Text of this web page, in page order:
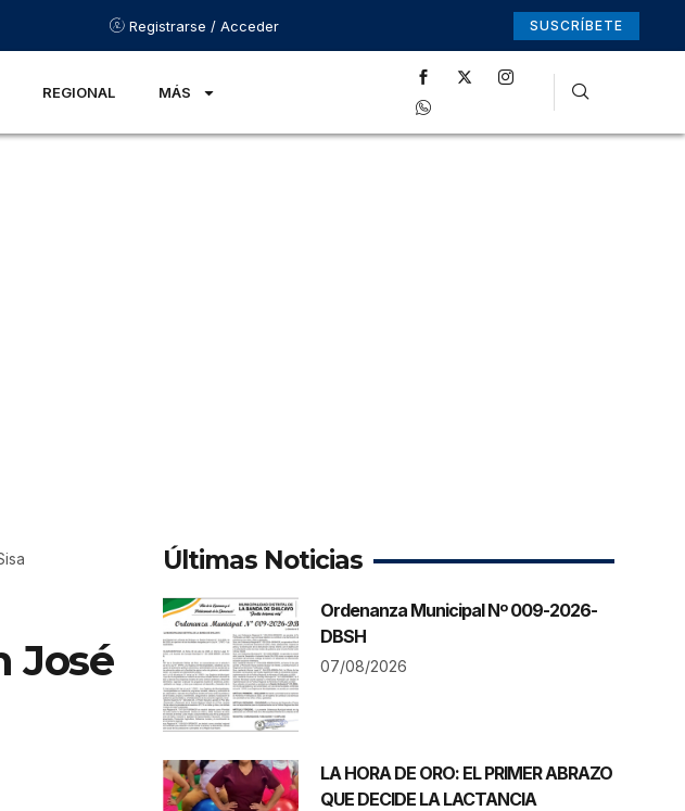
Registrarse / Acceder SUSCRÍBETE
REGIONAL MÁS
José
Últimas Noticias
Ordenanza Municipal Nº 009-2026-
DBSH
07/08/2026
LA HORA DE ORO: EL PRIMER ABRAZO
QUE DECIDE LA LACTANCIA